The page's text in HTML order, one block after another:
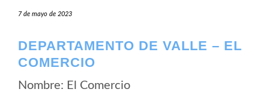
7 de mayo de 2023
DEPARTAMENTO DE VALLE – EL
COMERCIO
Nombre: El Comercio